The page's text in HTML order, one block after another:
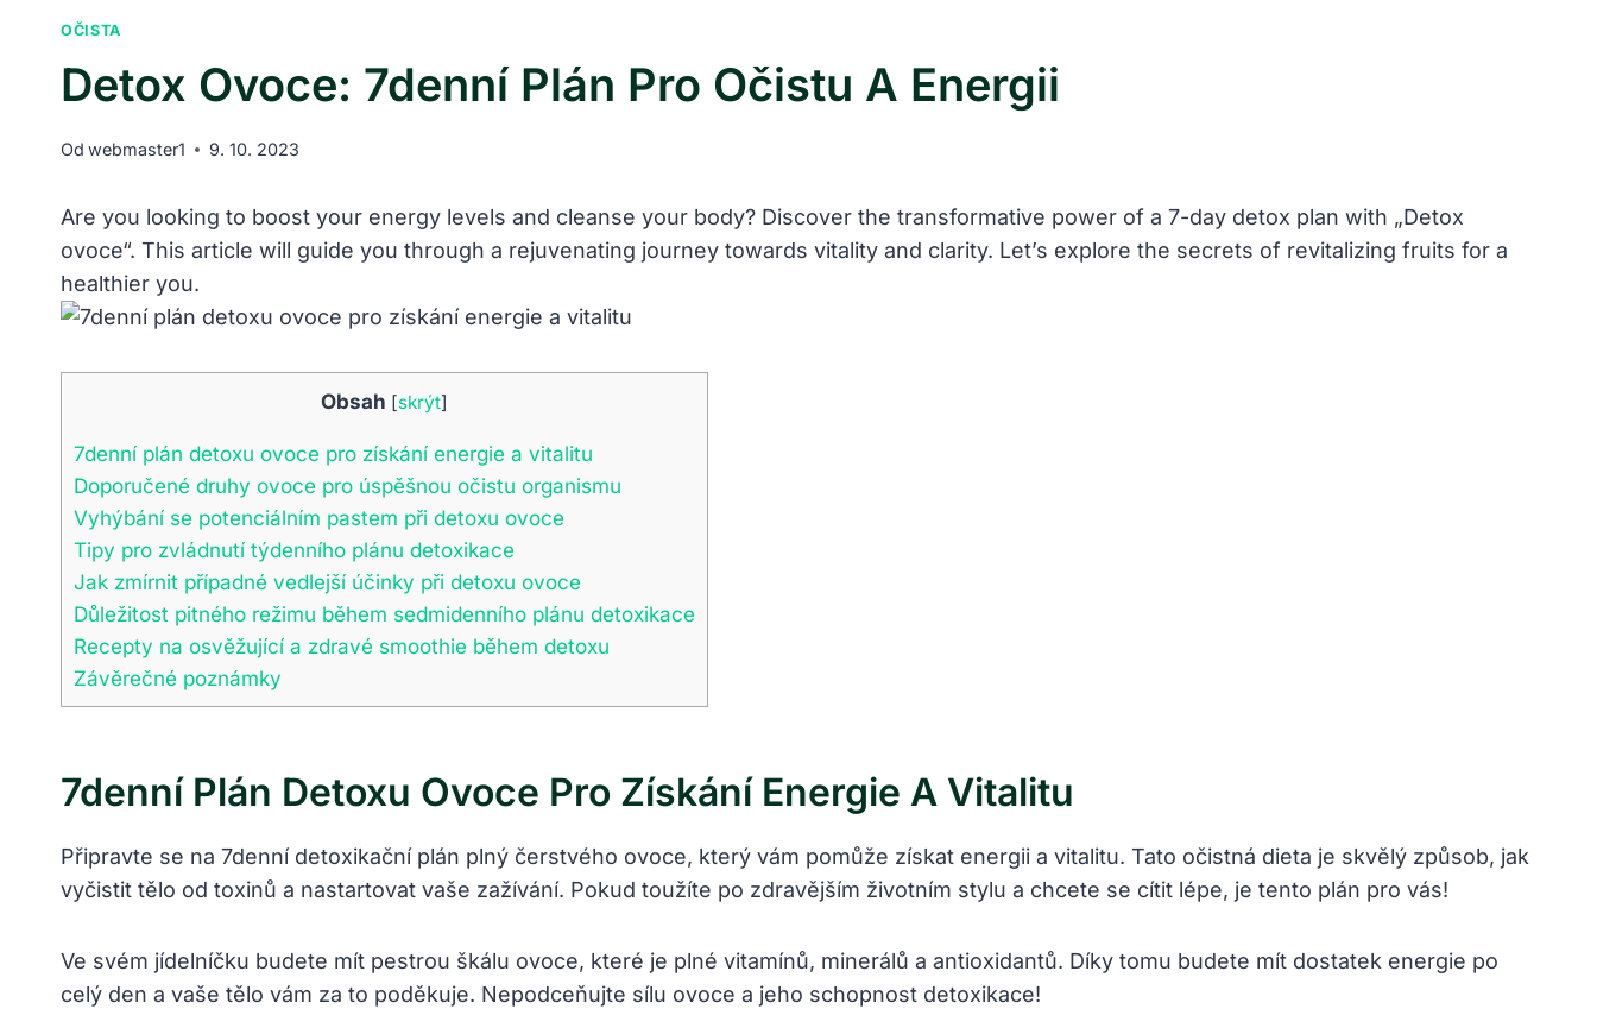
OČISTA
Detox Ovoce: 7denní Plán Pro Očistu A Energii
Od webmaster1 9. 10. 2023
Are you looking to boost your energy levels and cleanse your body? Discover the transformative power of a 7-day detox plan with „Detox
ovoce“. This article will guide you through a rejuvenating journey towards vitality and clarity. Let’s explore the secrets of revitalizing fruits for a
healthier you.
Obsah [skrýt]
7denní plán detoxu ovoce pro získání energie a vitalitu
Doporučené druhy ovoce pro úspěšnou očistu organismu
Vyhýbání se potenciálním pastem při detoxu ovoce
Tipy pro zvládnutí týdenního plánu detoxikace
Jak zmírnit případné vedlejší účinky při detoxu ovoce
Důležitost pitného režimu během sedmidenního plánu detoxikace
Recepty na osvěžující a zdravé smoothie během detoxu
Závěrečné poznámky
7denní Plán Detoxu Ovoce Pro Získání Energie A Vitalitu
Připravte se na 7denní detoxikační plán plný čerstvého ovoce, který vám pomůže získat energii a vitalitu. Tato očistná dieta je skvělý způsob, jak
vyčistit tělo od toxinů a nastartovat vaše zažívání. Pokud toužíte po zdravějším životním stylu a chcete se cítit lépe, je tento plán pro vás!
Ve svém jídelníčku budete mít pestrou škálu ovoce, které je plné vitamínů, minerálů a antioxidantů. Díky tomu budete mít dostatek energie po
celý den a vaše tělo vám za to poděkuje. Nepodceňujte sílu ovoce a jeho schopnost detoxikace!